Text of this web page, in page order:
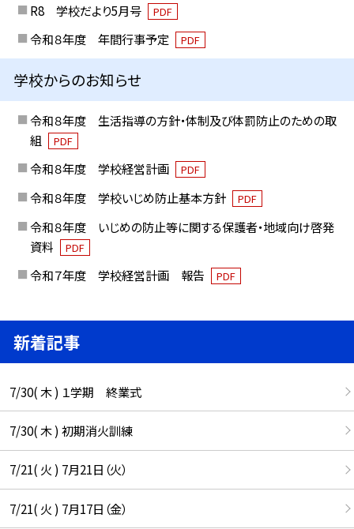
R8 学校だより5月号
PDF
令和８年度 年間行事予定 PDF
学校からのお知らせ
令和８年度 生活指導の方針・体制及び体罰防止のための取
組
PDF
令和８年度 学校経営計画 PDF
令和８年度 学校いじめ防止基本方針 PDF
令和８年度 いじめの防止等に関する保護者・地域向け啓発
資料
PDF
令和７年度 学校経営計画 報告 PDF
新着記事
7/30( 木 ) １学期 終業式
7/30( 木 ) 初期消火訓練
7/21( 火 ) 7月21日（火）
7/21( 火 ) 7月17日（金）